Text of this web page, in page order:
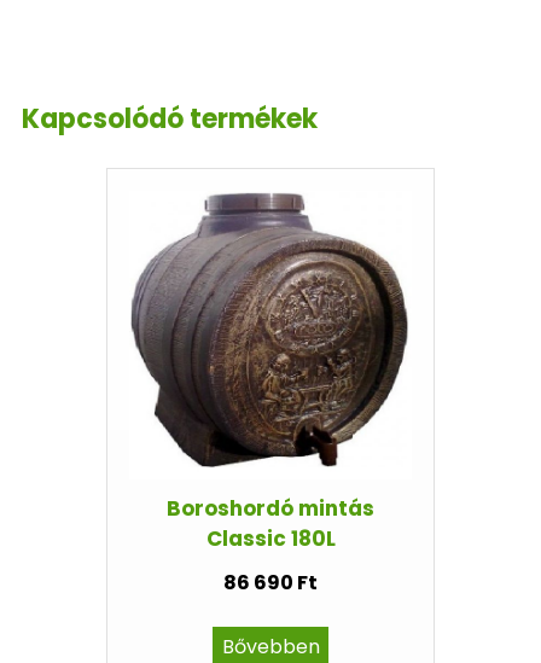
Kapcsolódó termékek
Boroshordó mintás
Classic 180L
86 690 Ft
Bővebben